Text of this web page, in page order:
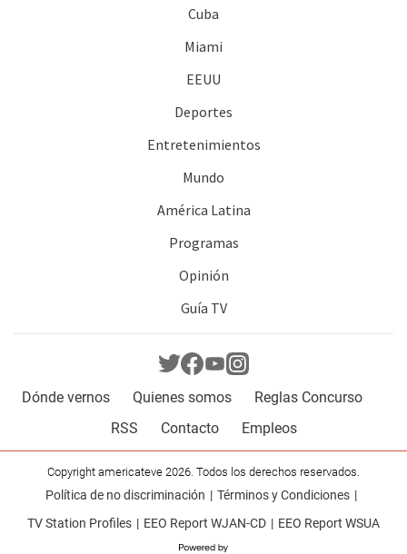
Cuba
Miami
EEUU
Deportes
Entretenimientos
Mundo
América Latina
Programas
Opinión
Guía TV
Dónde vernos Quienes somos
Reglas Concurso
RSS
Contacto Empleos
Copyright americateve 2026. Todos los derechos reservados.
Política de no discriminación
Términos y Condiciones
TV Station Profiles
EEO Report WJAN-CD EEO Report WSUA